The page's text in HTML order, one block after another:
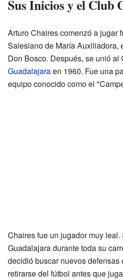
Sus Inicios y el Club
Arturo Chaires comenzó a jugar
Salesiano de María Auxiliadora,
Don Bosco. Después, se unió al
Guadalajaraen 1960. Fue una
equipo conocido como el
Chaires fue un jugador muy
Guadalajara durante toda su
decidió buscar nuevos defensas
retirarse del fútbol antes que